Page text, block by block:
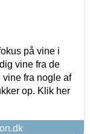
på vine i
vine fra de
vine fra nogle af
op. Klik her